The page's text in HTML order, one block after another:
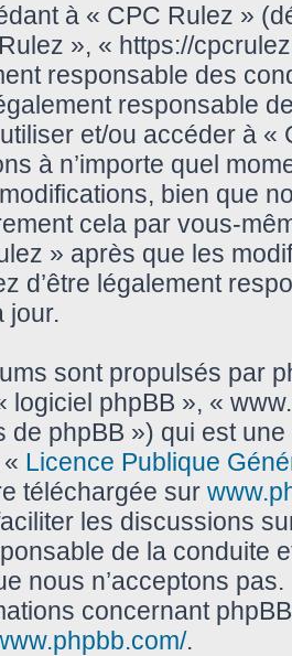
à « CPC Rulez »
», « https://
responsable des
responsable
et/ou accéder à
à n’importe quel
bien que
cela par vous-
» après que les
d’être légalement
jour.
sont propulsés par
logiciel phpBB », «
de phpBB ») qui est
Licence Publique
téléchargée sur
les discussions
de la conduite
nous n’acceptons
concernant
.